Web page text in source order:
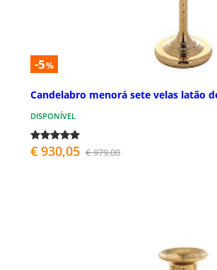
-5%
Candelabro menorá sete velas latão
DISPONÍVEL
€ 930,05 € 979,00